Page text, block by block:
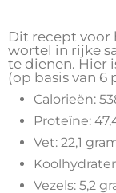
Dit recept voor
wortel in rijke
te dienen. Hier
(op basis van 6
Calorieën:
Proteïne:
Vet: 22,1
Vezels: 5,2